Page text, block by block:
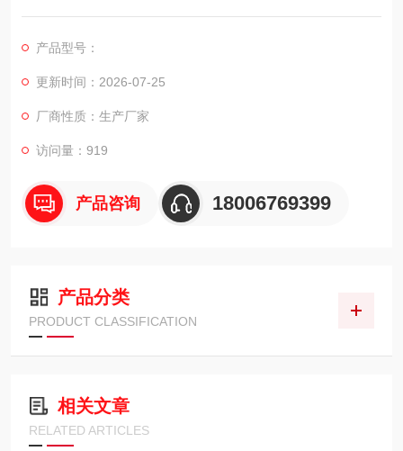
损失很小，热膨胀系数也很小。石墨强度随温度提高而加强，在2
产品型号：
更新时间：2026-07-25
厂商性质：生产厂家
访问量：919
产品咨询 18006769399
产品分类
PRODUCT CLASSIFICATION
相关文章
RELATED ARTICLES